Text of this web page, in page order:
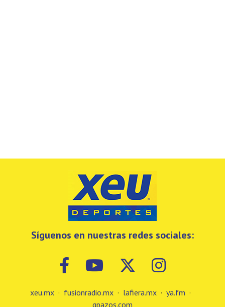
Síguenos en nuestras redes sociales:
xeu.mx · fusionradio.mx · lafiera.mx · ya.fm ·
gpazos.com